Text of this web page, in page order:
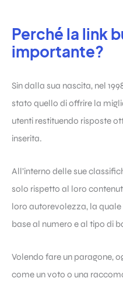
Perché la link
importante?
Sin dalla sua nascita, nel
stato quello di offrire la
utenti restituendo risposte
inserita.
All’interno delle sue
solo rispetto al loro
loro autorevolezza, la
base al numero e al tipo di
Volendo fare un paragone,
come un voto o una